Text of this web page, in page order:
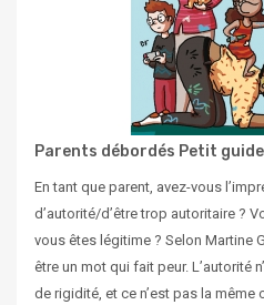
Parents débordés Petit
En tant que parent, avez-vous
d’autorité/d’être trop autoritaire ?
vous êtes légitime ? Selon Martine
être un mot qui fait peur. L’autorité
de rigidité, et ce n’est pas la même